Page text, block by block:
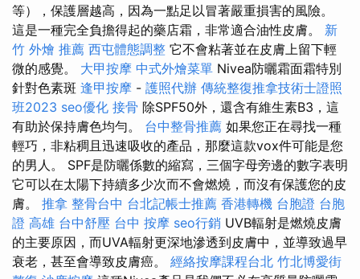
等），保護層越高，因為一點足以冒著嚴重損害的風險。
這是一種完全負擔得起的藥店霜，非常適合油性皮膚。 新
竹 外燴 推薦 西屯體態調整 它不會粘著並在皮膚上留下輕
微的感覺。 大甲按摩 中式外燴菜單 Nivea防曬霜面霜特別
針對色素斑 逢甲按摩 - 護照代辦 傳統整復推拿技術士證照
班2023 seo優化 接骨 除SPF50外，還含有維生素B3，這
有助於保持膚色均勻。 台中整骨推薦 如果您正在尋找一種
輕巧，非粘稠且迅速吸收的產品，那麼這款vox件可能是您
的男人。 SPF是防曬係數的縮寫，三個字母旁邊的數字表明
它可以在太陽下持續多少次而不會燃燒，而沒有保護您的皮
膚。 推拿 整骨台中 台北記帳士推薦 香港轉機 台胞證 台胞
證 高雄 台中舒壓 台中 按摩 seo行銷 UVB輻射是燃燒皮膚
的主要原因，而UVA輻射更深地滲透到皮膚中，並導致過早
衰老，甚至會導致皮膚癌。 經絡按摩課程台北 竹北博愛街